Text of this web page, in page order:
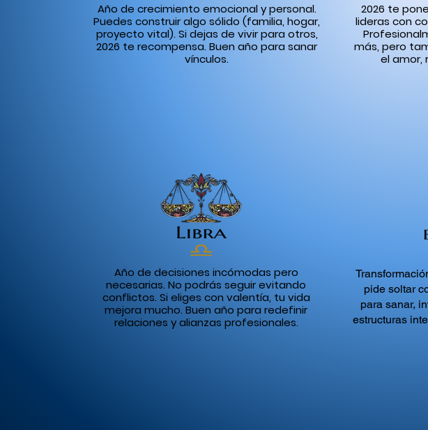
Año de crecimiento emocional y personal.
Puedes construir algo sólido (familia, hogar,
proyecto vital). Si dejas de vivir para otros,
2026 te recompensa. Buen año para sanar
vínculos.
2026 te
lideras con
más, pero
el amor,
Año de decisiones incómodas pero
necesarias. No podrás seguir evitando
conflictos. Si eliges con valentía, tu vida
mejora mucho. Buen año para redefinir
relaciones y alianzas profesionales.
pide soltar
para sanar,
estructuras